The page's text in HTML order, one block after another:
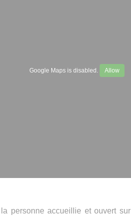
Google Maps is disabled. Allow
personne accueillie et ouvert sur